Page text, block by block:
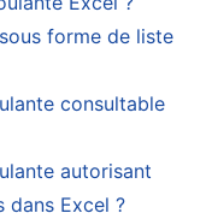
forme de liste
consultable
autorisant
dans Excel ?